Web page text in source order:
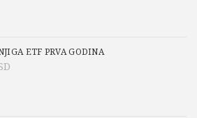
ETF PRVA GODINA